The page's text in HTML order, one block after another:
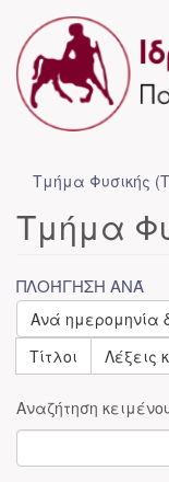
Τμήμα Φυσικής
Τμήμα
ΠΛΟΉΓΗΣΗ ΑΝΆ
Ανά ημερομηνία
Τίτλοι
Λέξεις
Αναζήτηση